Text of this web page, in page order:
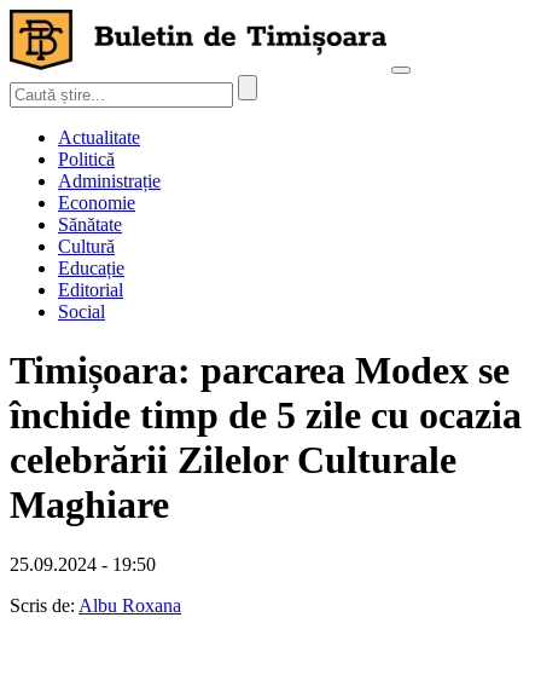
Actualitate
Politică
Administrație
Economie
Sănătate
Cultură
Educație
Editorial
Social
Timișoara: parcarea Modex se
închide timp de 5 zile cu ocazia
celebrării Zilelor Culturale
Maghiare
25.09.2024 - 19:50
Scris de: Albu Roxana